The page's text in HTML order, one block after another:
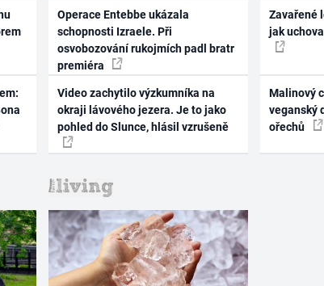
Operace Entebbe ukázala
schopnosti Izraele. Při
osvobozování rukojmích padl bratr
premiéra
Video zachytilo výzkumníka na
okraji lávového jezera. Je to jako
pohled do Slunce, hlásil vzrušeně
Zavařené
jak
Malinový
veganský
ořechů